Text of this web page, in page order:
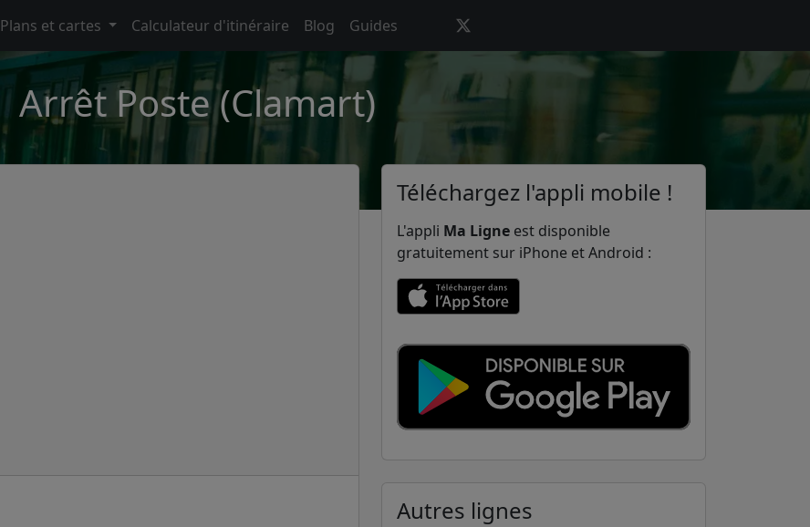
Plans et cartes Calculateur d'itinéraire Blog Guides
Arrêt Poste (Clamart)
Téléchargez l'appli mobile !
L'appli Ma Ligne est disponible
gratuitement sur iPhone et Android :
Autres lignes